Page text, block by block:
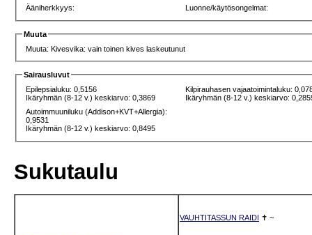
Ääniherkkyys:
Luonne/käytösongelmat:
Muuta
Muuta: Kivesvika: vain toinen kives laskeutunut
Sairausluvut
Epilepsialuku: 0,5156
Ikäryhmän (8-12 v.) keskiarvo: 0,3869
Kilpirauhasen vajaatoimintaluku:
Ikäryhmän (8-12 v.) keskiarvo:
Autoimmuuniluku (Addison+KVT+Allergia):
0,9531
Ikäryhmän (8-12 v.) keskiarvo: 0,8495
Sukutaulu
VAUHTITASSUN RAIDI ✝ ~